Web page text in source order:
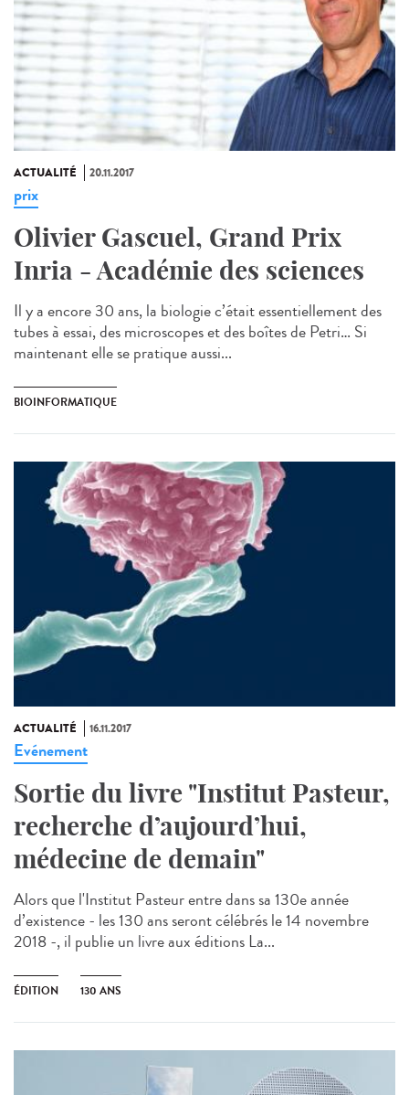
ACTUALITÉ 20.11.2017
prix
Olivier Gascuel, Grand Prix
Inria - Académie des sciences
Il y a encore 30 ans, la biologie c’était essentiellement des
tubes à essai, des microscopes et des boîtes de Petri… Si
maintenant elle se pratique aussi...
BIOINFORMATIQUE
ACTUALITÉ 16.11.2017
Evénement
Sortie du livre "Institut Pasteur,
recherche d’aujourd’hui,
médecine de demain"
Alors que l'Institut Pasteur entre dans sa 130e année
d’existence - les 130 ans seront célébrés le 14 novembre
2018 -, il publie un livre aux éditions La...
ÉDITION 130 ANS